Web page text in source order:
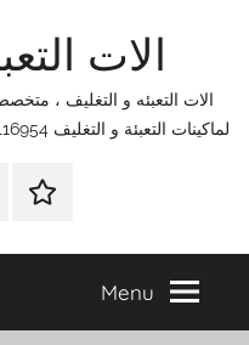
الات
الات التعبئه و التغليف ،
لماكينات التعبئة و التغليف 01211116954 – 01211116956 – 01211116958
Menu